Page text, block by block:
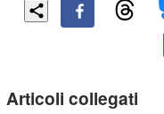
Articoli collegati